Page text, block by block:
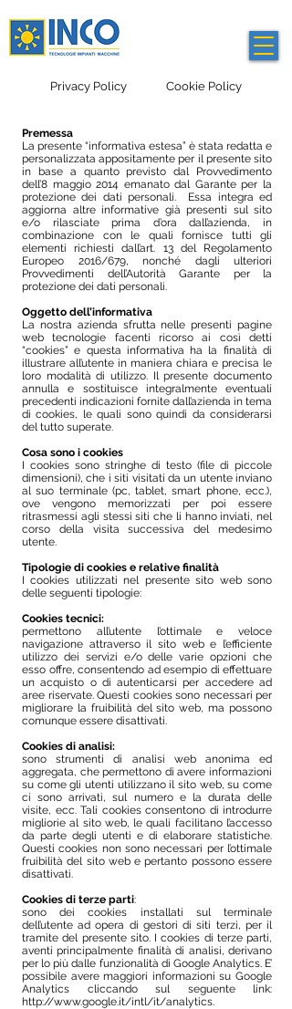
Privacy Policy Cookie Policy
Premessa
La presente “informativa estesa” è stata redatta e
personalizzata appositamente per il presente sito
in base a quanto previsto dal Provvedimento
dell’8 maggio 2014 emanato dal Garante per la
protezione dei dati personali. Essa integra ed
aggiorna altre informative già presenti sul sito
e/o rilasciate prima d’ora dall’azienda, in
combinazione con le quali fornisce tutti gli
elementi richiesti dall’art. 13 del Regolamento
Europeo 2016/679, nonché dagli ulteriori
Provvedimenti dell’Autorità Garante per la
protezione dei dati personali.
Oggetto dell’informativa
La nostra azienda sfrutta nelle presenti pagine
web tecnologie facenti ricorso ai così detti
“cookies” e questa informativa ha la finalità di
illustrare all’utente in maniera chiara e precisa le
loro modalità di utilizzo. Il presente documento
annulla e sostituisce integralmente eventuali
precedenti indicazioni fornite dall’azienda in tema
di cookies, le quali sono quindi da considerarsi
del tutto superate.
Cosa sono i cookies
I cookies sono stringhe di testo (file di piccole
dimensioni), che i siti visitati da un utente inviano
al suo terminale (pc, tablet, smart phone, ecc.),
ove vengono memorizzati per poi essere
ritrasmessi agli stessi siti che li hanno inviati, nel
corso della visita successiva del medesimo
utente.
Tipologie di cookies e relative finalità
I cookies utilizzati nel presente sito web sono
delle seguenti tipologie:
Cookies tecnici:
permettono all’utente l’ottimale e veloce
navigazione attraverso il sito web e l’efficiente
utilizzo dei servizi e/o delle varie opzioni che
esso offre, consentendo ad esempio di effettuare
un acquisto o di autenticarsi per accedere ad
aree riservate. Questi cookies sono necessari per
migliorare la fruibilità del sito web, ma possono
comunque essere disattivati.
Cookies di analisi:
sono strumenti di analisi web anonima ed
aggregata, che permettono di avere informazioni
su come gli utenti utilizzano il sito web, su come
ci sono arrivati, sul numero e la durata delle
visite, ecc. Tali cookies consentono di introdurre
migliorie al sito web, le quali facilitano l’accesso
da parte degli utenti e di elaborare statistiche.
Questi cookies non sono necessari per l’ottimale
fruibilità del sito web e pertanto possono essere
disattivati.
Cookies di terze parti:
sono dei cookies installati sul terminale
dell’utente ad opera di gestori di siti terzi, per il
tramite del presente sito. I cookies di terze parti,
aventi principalmente finalità di analisi, derivano
per lo più dalle funzionalità di Google Analytics. E’
possibile avere maggiori informazioni su Google
Analytics cliccando sul seguente link:
http://www.google.it/intl/it/analytics.